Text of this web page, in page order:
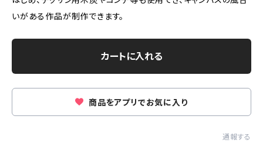
いがある作品が制作できます。
カートに入れる
商品をアプリでお気に入り
通報する